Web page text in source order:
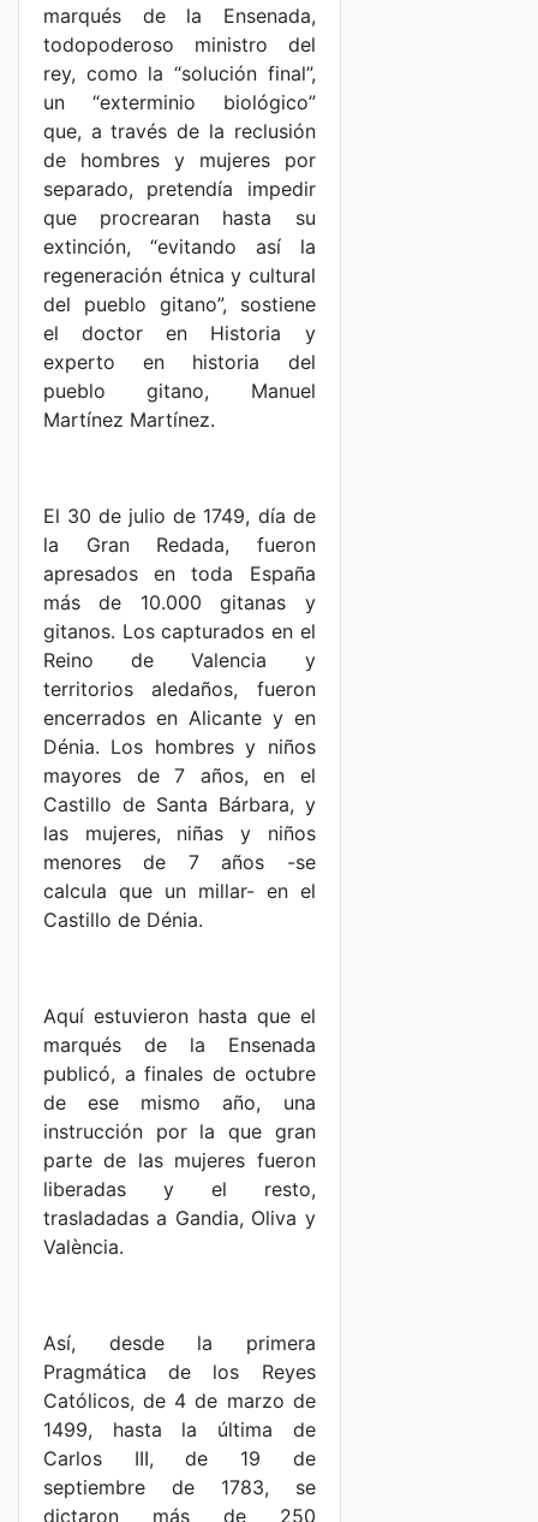
marqués de la Ensenada,
todopoderoso ministro del
rey, como la “solución final”,
un “exterminio biológico”
que, a través de la reclusión
de hombres y mujeres por
separado, pretendía impedir
que procrearan hasta su
extinción, “evitando así la
regeneración étnica y cultural
del pueblo gitano”, sostiene
el doctor en Historia y
experto en historia del
pueblo gitano, Manuel
Martínez Martínez.
El 30 de julio de 1749, día de
la Gran Redada, fueron
apresados en toda España
más de 10.000 gitanas y
gitanos. Los capturados en el
Reino de Valencia y
territorios aledaños, fueron
encerrados en Alicante y en
Dénia. Los hombres y niños
mayores de 7 años, en el
Castillo de Santa Bárbara, y
las mujeres, niñas y niños
menores de 7 años -se
calcula que un millar- en el
Castillo de Dénia.
Aquí estuvieron hasta que el
marqués de la Ensenada
publicó, a finales de octubre
de ese mismo año, una
instrucción por la que gran
parte de las mujeres fueron
liberadas y el resto,
trasladadas a Gandia, Oliva y
València.
Así, desde la primera
Pragmática de los Reyes
Católicos, de 4 de marzo de
1499, hasta la última de
Carlos III, de 19 de
septiembre de 1783, se
dictaron más de 250